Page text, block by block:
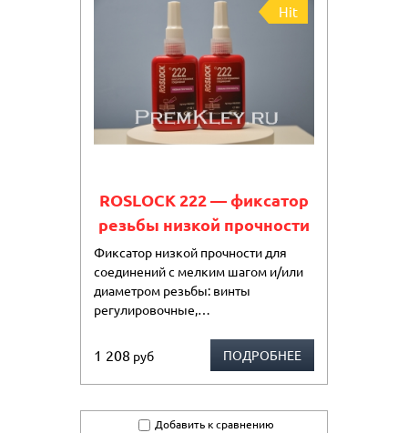
Hit
ROSLOCK 222 — фиксатор
резьбы низкой прочности
Фиксатор низкой прочности для
соединений с мелким шагом и/или
диаметром резьбы: винты
регулировочные,…
1 208 руб ПОДРОБНЕЕ
Добавить к сравнению